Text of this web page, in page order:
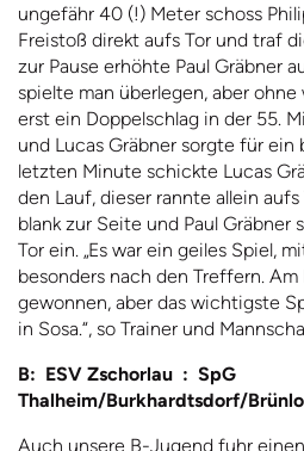
ungefähr 40 (!) Meter schoss
Freistoß direkt aufs Tor und traf
zur Pause erhöhte Paul Gräbner
spielte man überlegen, aber
erst ein Doppelschlag in der 55.
und Lucas Gräbner sorgte für ein
letzten Minute schickte Lucas
den Lauf, dieser rannte allein
blank zur Seite und Paul Gräbner
Tor ein. „Es war ein geiles Spiel,
besonders nach den Treffern.
gewonnen, aber das wichtigste
in Sosa.“, so Trainer und
B: ESV Zschorlau : SpG
Thalheim/Burkhardtsdorf/
Auch unsere B-Jugend fuhr